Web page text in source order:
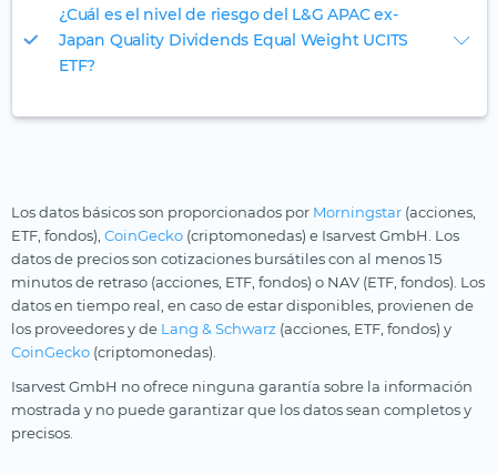
¿Cuál es el nivel de riesgo del L&G APAC ex-
Japan Quality Dividends Equal Weight UCITS
ETF?
Los datos básicos son proporcionados por Morningstar (acciones,
ETF, fondos), CoinGecko (criptomonedas) e Isarvest GmbH. Los
datos de precios son cotizaciones bursátiles con al menos 15
minutos de retraso (acciones, ETF, fondos) o NAV (ETF, fondos). Los
datos en tiempo real, en caso de estar disponibles, provienen de
los proveedores y de Lang & Schwarz (acciones, ETF, fondos) y
CoinGecko (criptomonedas).
Isarvest GmbH no ofrece ninguna garantía sobre la información
mostrada y no puede garantizar que los datos sean completos y
precisos.